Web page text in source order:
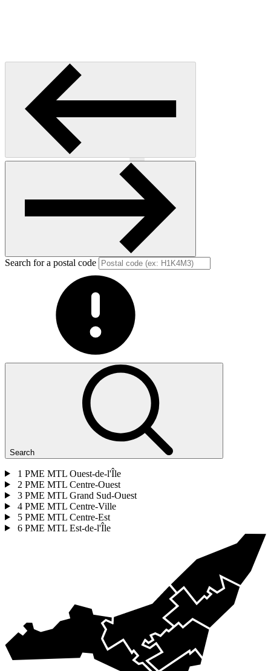
Previous
Search for a postal code
Search
1 PME MTL Ouest-de-l'Île
2 PME MTL Centre-Ouest
3 PME MTL Grand Sud-Ouest
4 PME MTL Centre-Ville
5 PME MTL Centre-Est
6 PME MTL Est-de-l'Île